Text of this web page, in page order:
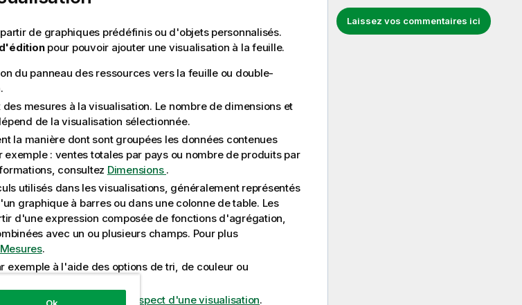
Laissez vos commentaires ici
de graphiques prédéfinis ou d'objets personnalisés.
pour pouvoir ajouter une visualisation à la feuille.
du panneau des ressources vers la feuille ou double-
mesures à la visualisation. Le nombre de dimensions et
de la visualisation sélectionnée.
la manière dont sont groupées les données contenues
exemple : ventes totales par pays ou nombre de produits par
consultez Dimensions .
utilisés dans les visualisations, généralement représentés
graphique à barres ou dans une colonne de table. Les
d'une expression composée de fonctions d'agrégation,
avec un ou plusieurs champs. Pour plus
Mesures.
exemple à l'aide des options de tri, de couleur ou
Modification de l'aspect d'une visualisation.